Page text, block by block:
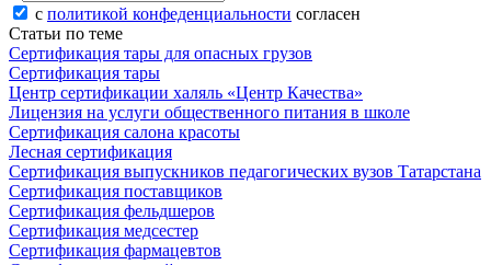
с политикой конфеденциальности согласен
Статьи по теме
Сертификация тары для опасных грузов
Сертификация тары
Центр сертификации халяль «Центр Качества»
Лицензия на услуги общественного питания в школе
Сертификация салона красоты
Лесная сертификация
Сертификация выпускников педагогических вузов Татарстана
Сертификация поставщиков
Сертификация фельдшеров
Сертификация медсестер
Сертификация фармацевтов